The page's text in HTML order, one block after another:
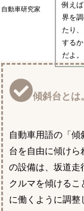
自動車研究家
例え
界を
たり
する
だよ。
傾斜台とは
自動車用語の「傾
台を自由に傾けら
の設備は、坂道走
クルマを傾けるこ
に働くように調整